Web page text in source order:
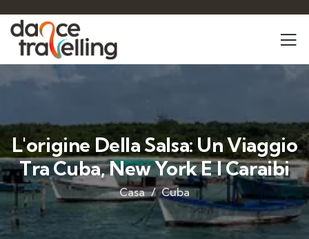
L'origine Della Salsa: Un Viaggio
Tra Cuba, New York E I Caraibi
Casa Cuba